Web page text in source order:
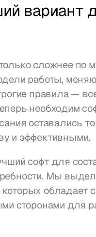
вариант
сложнее по
работы,
правила —
необходим
оставались
и эффективными.
софт для
Мы
обладает
сторонами для